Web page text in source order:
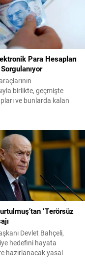
Para Hesapları
birlikte, geçmişte
ve bunlarda kalan
kullanıcı sayısı arttı. e-
sunulan yeni hizmet
tanımlı ödeme ve
hesaplarını kolayca tespit
farklı uygulamalarda
ve hesap durumlarını tek
böylece tek tek
giriş...
‘Terörsüz
Devlet Bahçeli,
hedefini hayata
hazırlanacak yasal
önemli